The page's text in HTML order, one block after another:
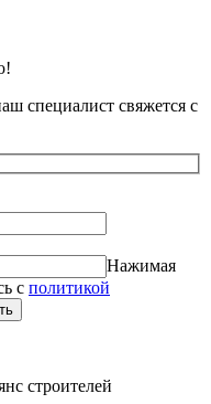
специалист свяжется с
Нажимая
с политикой
строителей